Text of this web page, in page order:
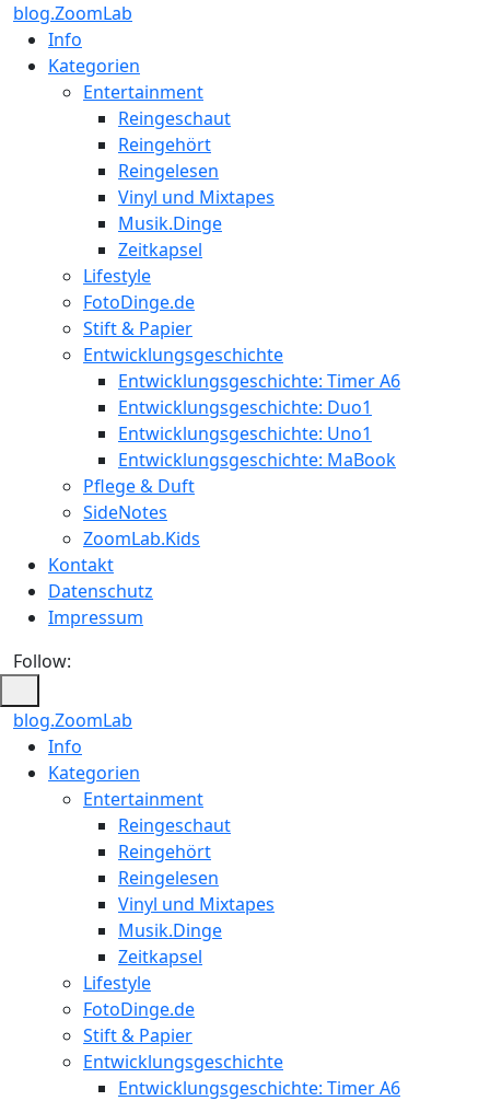
blog.ZoomLab
Info
Kategorien
Entertainment
Reingeschaut
Reingehört
Reingelesen
Vinyl und Mixtapes
Musik.Dinge
Zeitkapsel
Lifestyle
FotoDinge.de
Stift & Papier
Entwicklungsgeschichte
Entwicklungsgeschichte: Timer A6
Entwicklungsgeschichte: Duo1
Entwicklungsgeschichte: Uno1
Entwicklungsgeschichte: MaBook
Pflege & Duft
SideNotes
ZoomLab.Kids
Kontakt
Datenschutz
Impressum
Follow:
blog.ZoomLab
ZoomLab
//
Info
Kategorien
Entertainment
Reingeschaut
Reingehört
Reingelesen
Vinyl und Mixtapes
Musik.Dinge
Zeitkapsel
Lifestyle
FotoDinge.de
Stift & Papier
Entwicklungsgeschichte
Entwicklungsgeschichte: Timer A6